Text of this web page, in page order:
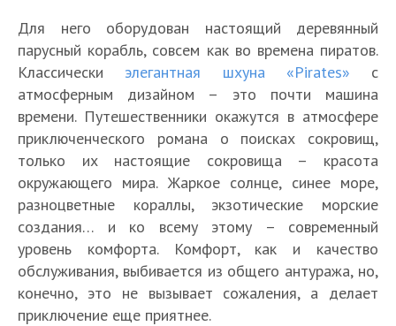
Для него оборудован настоящий деревянный
парусный корабль, совсем как во времена пиратов.
Классически элегантная шхуна «Pirates» с
атмосферным дизайном – это почти машина
времени. Путешественники окажутся в атмосфере
приключенческого романа о поисках сокровищ,
только их настоящие сокровища – красота
окружающего мира. Жаркое солнце, синее море,
разноцветные кораллы, экзотические морские
создания… и ко всему этому – современный
уровень комфорта. Комфорт, как и качество
обслуживания, выбивается из общего антуража, но,
конечно, это не вызывает сожаления, а делает
приключение еще приятнее.